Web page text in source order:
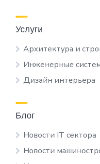
Услуги
Архитектура и
Инженерные
Дизайн интерьера
Блог
Новости IT сектора
Новости